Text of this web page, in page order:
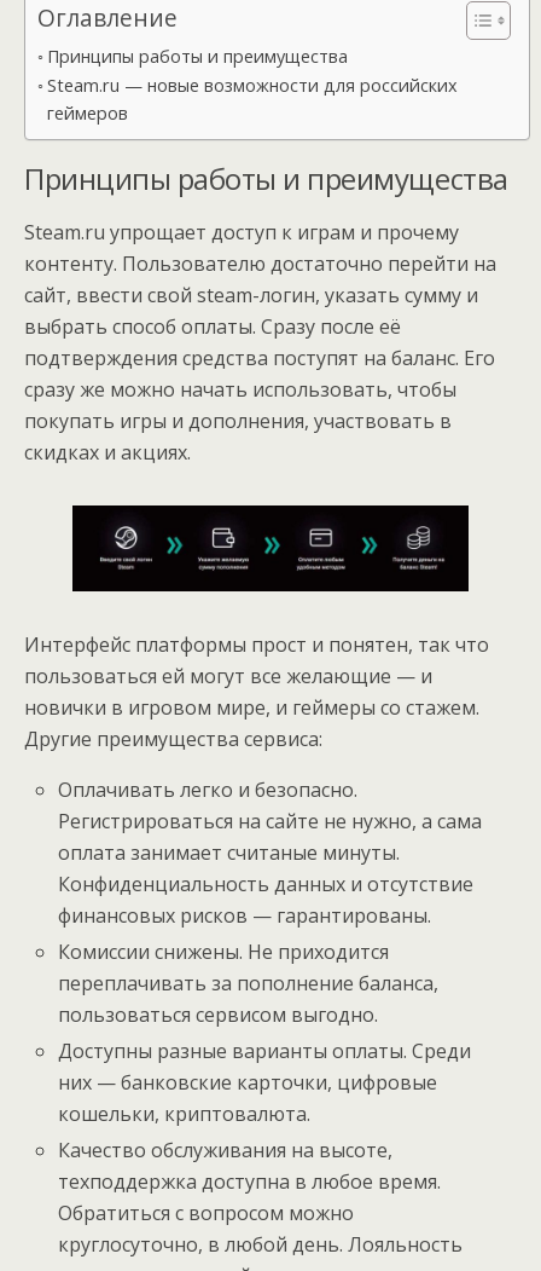
Оглавление
Принципы работы и преимущества
Steam.ru — новые возможности для российских
геймеров
Принципы работы и преимущества
Steam.ru упрощает доступ к играм и прочему
контенту. Пользователю достаточно перейти на
сайт, ввести свой steam-логин, указать сумму и
выбрать способ оплаты. Сразу после её
подтверждения средства поступят на баланс. Его
сразу же можно начать использовать, чтобы
покупать игры и дополнения, участвовать в
скидках и акциях.
Интерфейс платформы прост и понятен, так что
пользоваться ей могут все желающие — и
новички в игровом мире, и геймеры со стажем.
Другие преимущества сервиса:
Оплачивать легко и безопасно.
Регистрироваться на сайте не нужно, а сама
оплата занимает считаные минуты.
Конфиденциальность данных и отсутствие
финансовых рисков — гарантированы.
Комиссии снижены. Не приходится
переплачивать за пополнение баланса,
пользоваться сервисом выгодно.
Доступны разные варианты оплаты. Среди
них — банковские карточки, цифровые
кошельки, криптовалюта.
Качество обслуживания на высоте,
техподдержка доступна в любое время.
Обратиться с вопросом можно
круглосуточно, в любой день. Лояльность